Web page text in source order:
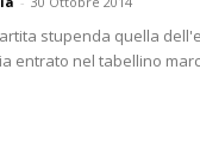
stupenda quella
entrato nel tabellino